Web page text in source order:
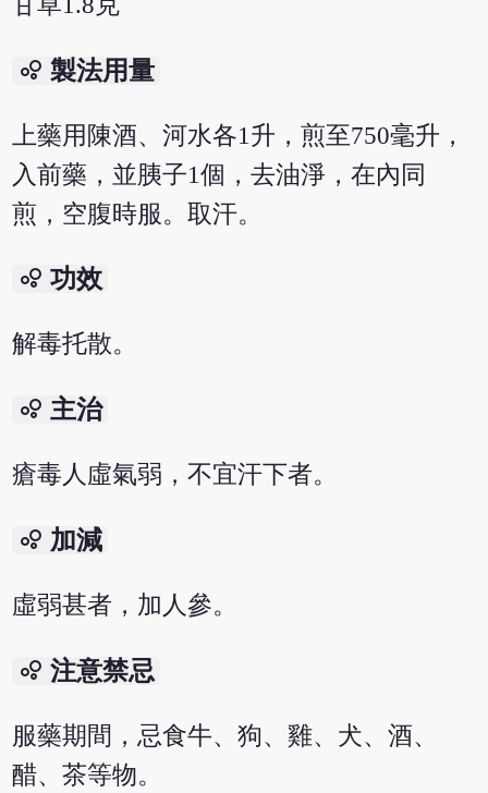
bubble_chart 製法用量
上藥用陳酒、河水各1升，煎至750毫升，
入前藥，並胰子1個，去油淨，在內同
煎，空腹時服。取汗。
bubble_chart 功效
解毒托散。
bubble_chart 主治
瘡毒人虛氣弱，不宜汗下者。
bubble_chart 加減
虛弱甚者，加人參。
bubble_chart 注意禁忌
服藥期間，忌食牛、狗、雞、犬、酒、
醋、茶等物。